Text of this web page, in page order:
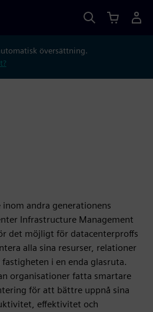
översättning.
andra generationens
Infrastructure Management
det möjligt för datacenterproffs
alla sina resurser, relationer
i en enda glasruta.
organisationer fatta smartare
för att bättre uppnå sina
effektivitet och